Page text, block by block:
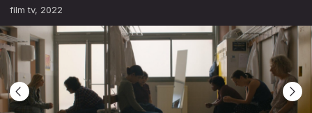
film tv 2022